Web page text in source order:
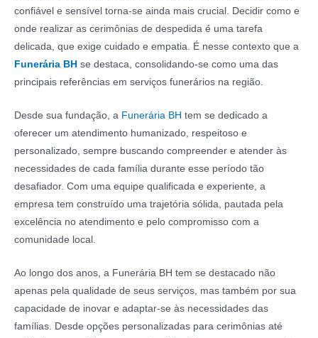
confiável e sensível torna-se ainda mais crucial. Decidir como e
onde realizar as cerimônias de despedida é uma tarefa
delicada, que exige cuidado e empatia. É nesse contexto que a
Funerária BH se destaca, consolidando-se como uma das
principais referências em serviços funerários na região.
Desde sua fundação, a Funerária BH tem se dedicado a
oferecer um atendimento humanizado, respeitoso e
personalizado, sempre buscando compreender e atender às
necessidades de cada família durante esse período tão
desafiador. Com uma equipe qualificada e experiente, a
empresa tem construído uma trajetória sólida, pautada pela
excelência no atendimento e pelo compromisso com a
comunidade local.
Ao longo dos anos, a Funerária BH tem se destacado não
apenas pela qualidade de seus serviços, mas também por sua
capacidade de inovar e adaptar-se às necessidades das
famílias. Desde opções personalizadas para cerimônias até